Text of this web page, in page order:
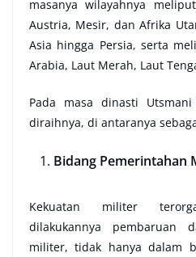
masanya wilayahnya
Austria, Mesir, dan Afrika
Asia hingga Persia, serta
Arabia, Laut Merah, Laut
Pada masa dinasti
diraihnya, di antaranya
Bidang Pemerintahan
Kekuatan militer
dilakukannya pembaruan
militer, tidak hanya dalam